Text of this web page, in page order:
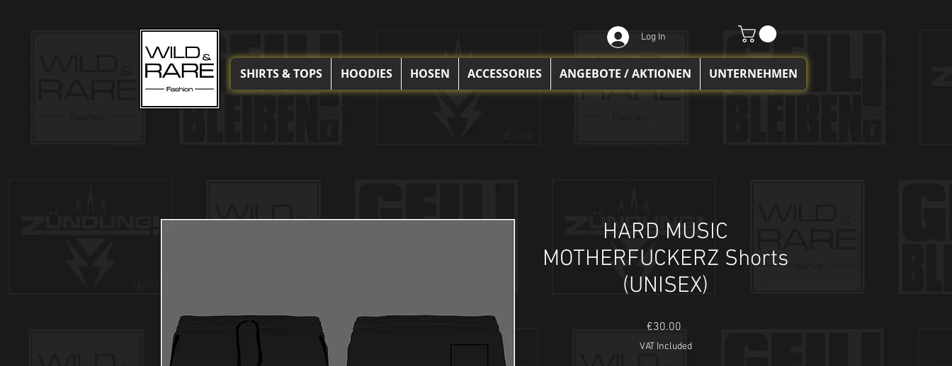
Log In
HARD MUSIC
MOTHERFUCKERZ Shorts
(UNISEX)
€30.00Price
VAT Included
SHIRTS & TOPS HOODIES HOSEN ACCESSORIES ANGEBOTE / AKTIONEN UNTERNEHMEN